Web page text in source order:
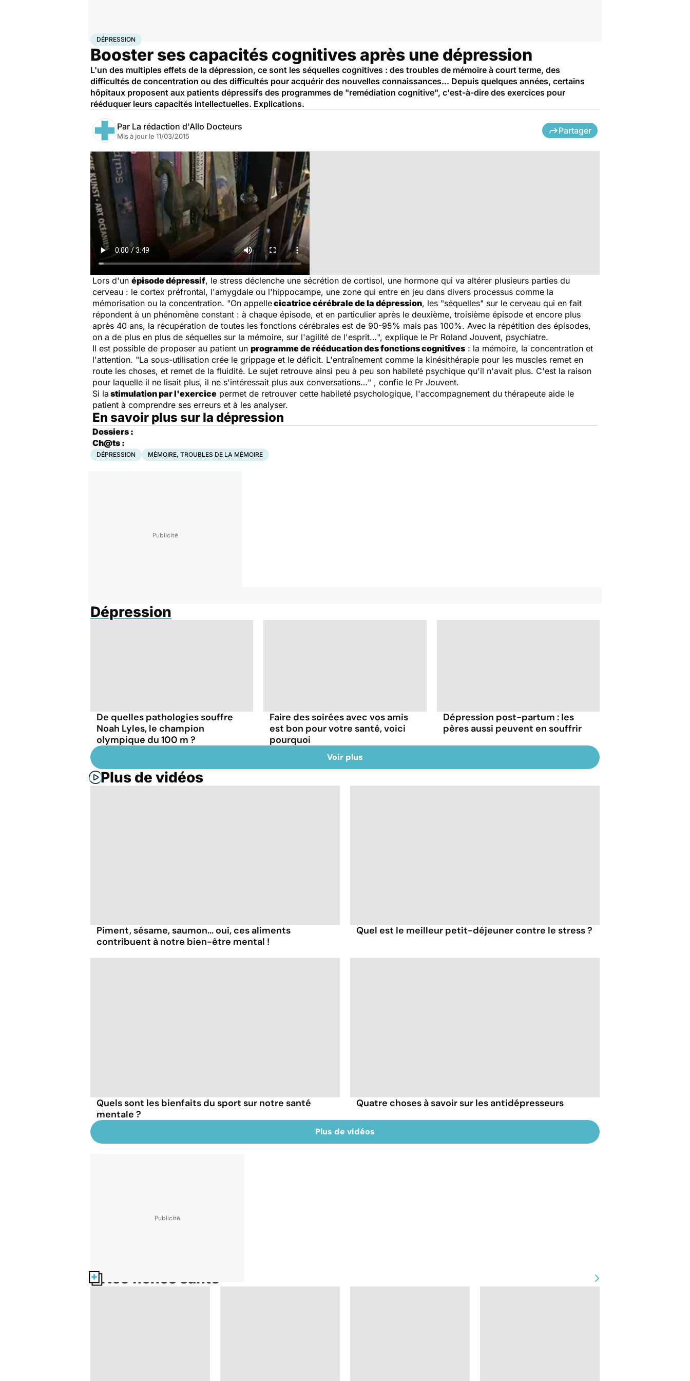
AccueilSantéDépression
DÉPRESSION
Booster ses capacités cognitives après une dépression
L'un des multiples effets de la dépression, ce sont les séquelles cognitives : des troubles de mémoire à court terme, des
difficultés de concentration ou des difficultés pour acquérir des nouvelles connaissances... Depuis quelques années, certains
hôpitaux proposent aux patients dépressifs des programmes de "remédiation cognitive", c'est-à-dire des exercices pour
rééduquer leurs capacités intellectuelles. Explications.
Par La rédaction d'Allo Docteurs
Mis à jour le 11/03/2015
Partager
Lors d'un épisode dépressif, le stress déclenche une sécrétion de cortisol, une hormone qui va altérer plusieurs parties du
cerveau : le cortex préfrontal, l'amygdale ou l'hippocampe, une zone qui entre en jeu dans divers processus comme la
mémorisation ou la concentration. "On appellecicatrice cérébrale de la dépression, les "séquelles" sur le cerveau qui en fait
répondent à un phénomène constant : à chaque épisode, et en particulier après le deuxième, troisième épisode et encore plus
après 40 ans, la récupération de toutes les fonctions cérébrales est de 90-95% mais pas 100%. Avec la répétition des épisodes,
on a de plus en plus de séquelles sur la mémoire, sur l'agilité de l'esprit…", explique le Pr Roland Jouvent, psychiatre.
Il est possible de proposer au patient un programme de rééducation des fonctions cognitives : la mémoire, la concentration et
l'attention. "La sous-utilisation crée le grippage et le déficit. L'entraînement comme la kinésithérapie pour les muscles remet en
route les choses, et remet de la fluidité. Le sujet retrouve ainsi peu à peu son habileté psychique qu'il n'avait plus. C'est la raison
pour laquelle il ne lisait plus, il ne s'intéressait plus aux conversations…" , confie le Pr Jouvent.
Si la stimulation par l'exercice permet de retrouver cette habileté psychologique, l'accompagnement du thérapeute aide le
patient à comprendre ses erreurs et à les analyser.
En savoir plus sur la dépression
Dossiers :
Ch@ts :
DÉPRESSION MÉMOIRE, TROUBLES DE LA MÉMOIRE
Dépression
De quelles pathologies souffre
Noah Lyles, le champion
olympique du 100 m ?
Faire des soirées avec vos amis
est bon pour votre santé, voici
pourquoi
Dépression post-partum : les
pères aussi peuvent en souffrir
Voir plus
Plus de vidéos
Piment, sésame, saumon... oui, ces aliments
contribuent à notre bien-être mental !
Quel est le meilleur petit-déjeuner contre le stress ?
Quels sont les bienfaits du sport sur notre santé
mentale ?
Quatre choses à savoir sur les antidépresseurs
Plus de vidéos
Nos fiches santé